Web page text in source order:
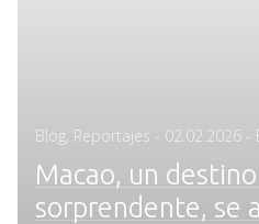
Blog Reportajes - Posted
on
02.02.2026 -
Macao, un
sorprendente, se